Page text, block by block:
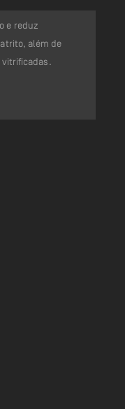
e reduz
além de
vitrificadas.